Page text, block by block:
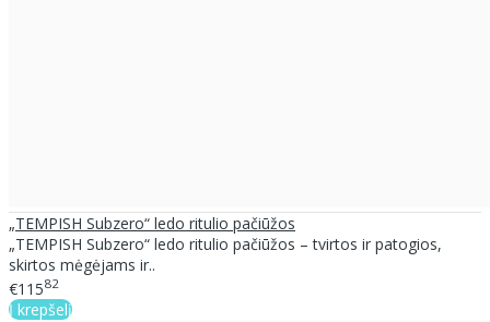
„TEMPISH Subzero“ ledo ritulio pačiūžos
„TEMPISH Subzero“ ledo ritulio pačiūžos – tvirtos ir patogios,
skirtos mėgėjams ir..
€11582
Į krepšelį